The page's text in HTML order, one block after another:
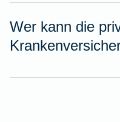
Wer kann die